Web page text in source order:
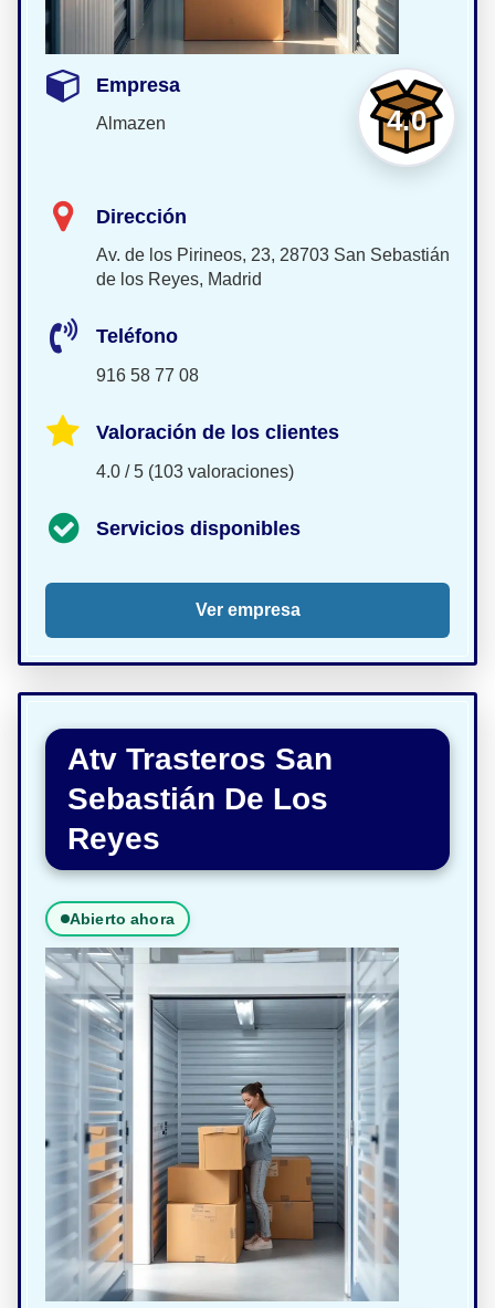
4.0
Empresa
Almazen
Dirección
Av. de los Pirineos, 23, 28703 San Sebastián
de los Reyes, Madrid
Teléfono
916 58 77 08
Valoración de los clientes
4.0 / 5 (103 valoraciones)
Servicios disponibles
Ver empresa
Atv Trasteros San
Sebastián De Los
Reyes
Abierto ahora